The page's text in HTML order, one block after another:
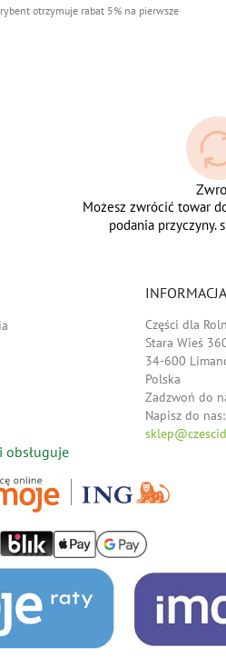
otrzymuje rabat 5% na pierwsze
Możesz zwrócić towar
podania przyczyny.
Części dla
Stara Wieś
34-600
Polska
Zadzwoń do
Napisz do nas:
obsługuje